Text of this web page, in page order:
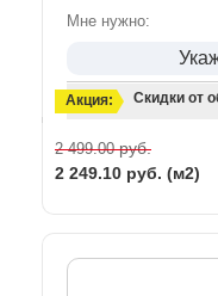
Мне нужно:
Акция: Скидки от
2 499.00руб.
2 249.10 руб. (м2)